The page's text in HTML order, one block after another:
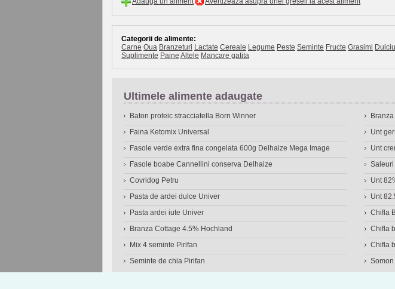
Categorii de alimente:
Carne Oua Branzeturi Lactate Cereale Legume Peste Seminte Fructe Grasimi
Suplimente Paine Altele Mancare gatita
Ultimele alimente adaugate
Baton proteic stracciatella Born Winner
Faina Ketomix Universal
Fasole verde extra fina congelata 600g Delhaize Mega Image
Fasole boabe Cannellini conserva Delhaize
Covridog Petru
Pasta de ardei dulce Univer
Pasta ardei iute Univer
Branza Cottage 4.5% Hochland
Mix 4 seminte Pirifan
Seminte de chia Pirifan
Unt
Unt
Saleuri
Unt
Unt
Chifla
Chifla
Chifla
Somon